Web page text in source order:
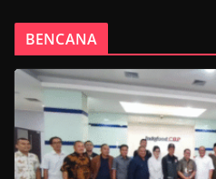
BENCANA